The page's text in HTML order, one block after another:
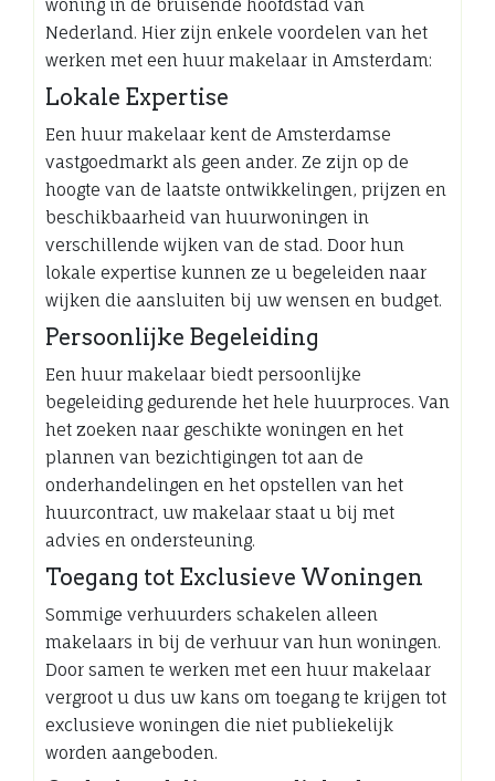
woning in de bruisende hoofdstad van
Nederland. Hier zijn enkele voordelen van het
werken met een huur makelaar in Amsterdam:
Lokale Expertise
Een huur makelaar kent de Amsterdamse
vastgoedmarkt als geen ander. Ze zijn op de
hoogte van de laatste ontwikkelingen, prijzen en
beschikbaarheid van huurwoningen in
verschillende wijken van de stad. Door hun
lokale expertise kunnen ze u begeleiden naar
wijken die aansluiten bij uw wensen en budget.
Persoonlijke Begeleiding
Een huur makelaar biedt persoonlijke
begeleiding gedurende het hele huurproces. Van
het zoeken naar geschikte woningen en het
plannen van bezichtigingen tot aan de
onderhandelingen en het opstellen van het
huurcontract, uw makelaar staat u bij met
advies en ondersteuning.
Toegang tot Exclusieve Woningen
Sommige verhuurders schakelen alleen
makelaars in bij de verhuur van hun woningen.
Door samen te werken met een huur makelaar
vergroot u dus uw kans om toegang te krijgen tot
exclusieve woningen die niet publiekelijk
worden aangeboden.